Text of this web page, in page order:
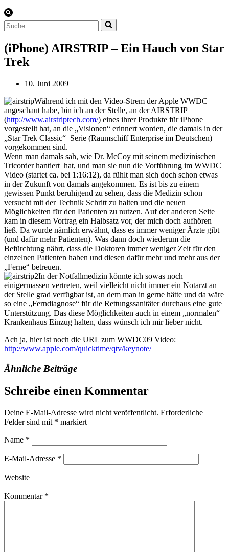
Suchen
nach …
(iPhone) AIRSTRIP – Ein Hauch von Star
Trek
10. Juni 2009
Während ich mit den Video-Strem der Apple WWDC
angeschaut habe, bin ich an der Stelle, an der AIRSTRIP
(http://www.airstriptech.com/) eines ihrer Produkte für iPhone
vorgestellt hat, an die „Visionen“ erinnert worden, die damals in der
„Star Trek Classic“ Serie (Raumschiff Enterprise im Deutschen)
vorgekommen sind.
Wenn man damals sah, wie Dr. McCoy mit seinem medizinischen
Tricorder hantiert hat, und man sie nun die Vorführung im WWDC
Video (startet ca. bei 1:16:12), da fühlt man sich doch schon etwas
in der Zukunft von damals angekommen. Es ist bis zu einem
gewissen Punkt beruhigend zu sehen, dass die Medizin schon
versucht mit der Technik Schritt zu halten und die neuen
Möglichkeiten für den Patienten zu nutzen. Auf der anderen Seite
kam in diesem Vortrag ein Halbsatz vor, der mich doch aufhören
ließ. Da wurde nämlich erwähnt, dass es immer weniger Ärzte gibt
(und dafür mehr Patienten). Was dann doch wiederum die
Befürchtung nährt, dass die Doktoren immer weniger Zeit für den
einzelnen Patienten haben und diesen dafür mehr und mehr aus der
„Ferne“ betreuen.
In der Notfallmedizin könnte ich sowas noch
einigermassen vertreten, weil vielleicht nicht immer ein Notarzt an
der Stelle grad verfügbar ist, an dem man in gerne hätte und da wäre
so eine „Ferndiagnose“ für die Rettungssanitäter durchaus eine gute
Unterstützung. Das diese Möglichkeiten auch in einem „normalen“
Krankenhaus Einzug halten, dass wünsch ich mir lieber nicht.
Ach ja, hier ist noch die URL zum WWDC09 Video:
http://www.apple.com/quicktime/qtv/keynote/
Ähnliche Beiträge
Schreibe einen Kommentar
Deine E-Mail-Adresse wird nicht veröffentlicht. Erforderliche
Felder sind mit * markiert
Name *
E-Mail-Adresse *
Website
Kommentar *